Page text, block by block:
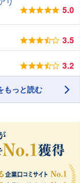
5.0
3.5
3.2
もっと読む